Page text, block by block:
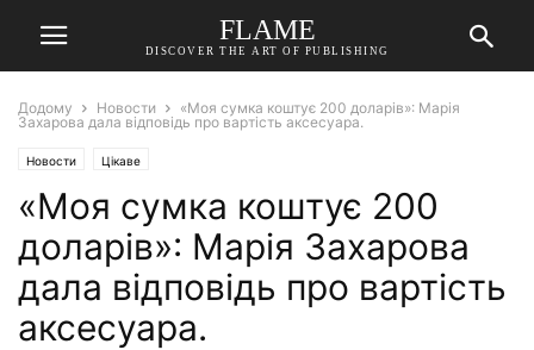
FLAME
DISCOVER THE ART OF PUBLISHING
Додому Новости
«Моя сумка коштує 200 доларів»: Марія
Захарова дала відповідь про вартість аксесуара.
Новости Цікаве
«Моя сумка коштує 200
доларів»: Марія Захарова
дала відповідь про вартість
аксесуара.